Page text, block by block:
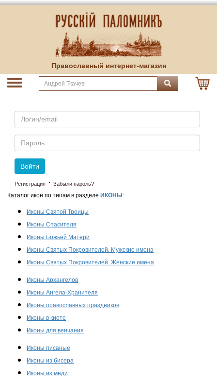
Православный интернет-магазин
Email
Пароль
Войти
Регистрация · Забыли пароль?
Каталог икон по типам в разделе ИКОНЫ :
Иконы Святой Троицы
Иконы Спасителя
Иконы Божьей Матери
Иконы Святых Покровителей. Мужские имена
Иконы Святых Покровителей. Женские имена
Иконы Архангелов
Иконы Ангела-Хранителя
Иконы православных праздников
Иконы в киоте
Иконы для венчания
Иконы писаные
Иконы из бисера
Иконы из меди